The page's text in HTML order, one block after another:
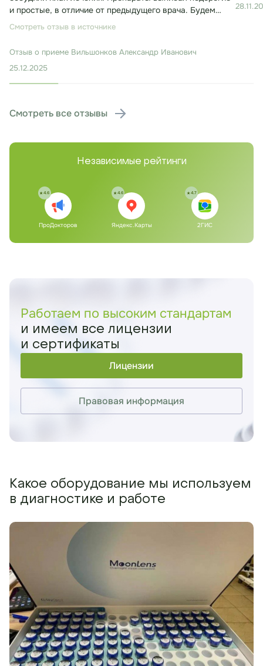
и простые, в отличие от предыдущего врача. Будем
лечиться. Консультация заняла около 30 минут.
Смотреть отзыв в источнике
Отзыв о приеме Вильшонков Александр Иванович
25.12.2025
Смотреть все отзывы
Независимые рейтинги
4.6
ПроДокторов
4.6
Яндекс.Карты
4.7
2ГИС
Работаем по высоким стандартам
и имеем все лицензии
и сертификаты
Лицензии
Правовая информация
Какое оборудование мы используем
в диагностике и работе